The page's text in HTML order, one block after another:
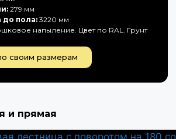
279 мм
до пола:3220 мм
напыление. Цвет по RAL. Грунт
своим размерам
и прямая